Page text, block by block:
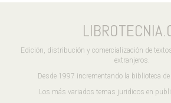
Edición, distribución y comercialización de
extranjeros.
Desde 1997 incrementando la biblioteca
Los más variados temas juridicos en